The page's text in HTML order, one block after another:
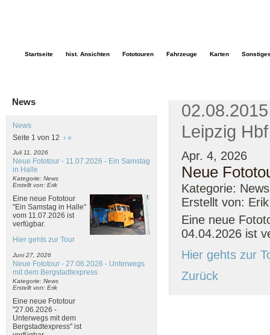
Startseite hist. Ansichten Fototouren Fahrzeuge Karten
News
News
Seite 1 von 12 › »
Juli 11, 2026
Neue Fototour - 11.07.2026 - Ein Samstag
in Halle
Kategorie: News
Erstellt von: Erik
Eine neue Fototour
"Ein Samstag in Halle"
vom 11.07.2026 ist
verfügbar.
Hier gehts zur Tour
Juni 27, 2026
Neue Fototour - 27.06.2026 - Unterwegs
mit dem Bergstadtexpress
Kategorie: News
Erstellt von: Erik
Eine neue Fototour
"27.06.2026 -
Unterwegs mit dem
Bergstadtexpress" ist
Leipzig Hbf
Apr. 4, 2026
Neue
Kategorie: News
Erstellt von: Erik
Eine neue
04.04.2026 ist
Hier gehts zur
Zurück